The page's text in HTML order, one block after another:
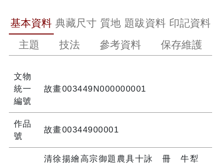
基本資料 典藏尺寸 質地 題跋資料 印記資料
主題
技法 參考資料 保存維護
文物
統一
編號
故畫003449N000000001
作品
號
故畫00344900001
清徐揚繪高宗御題農具十詠 冊 牛犁